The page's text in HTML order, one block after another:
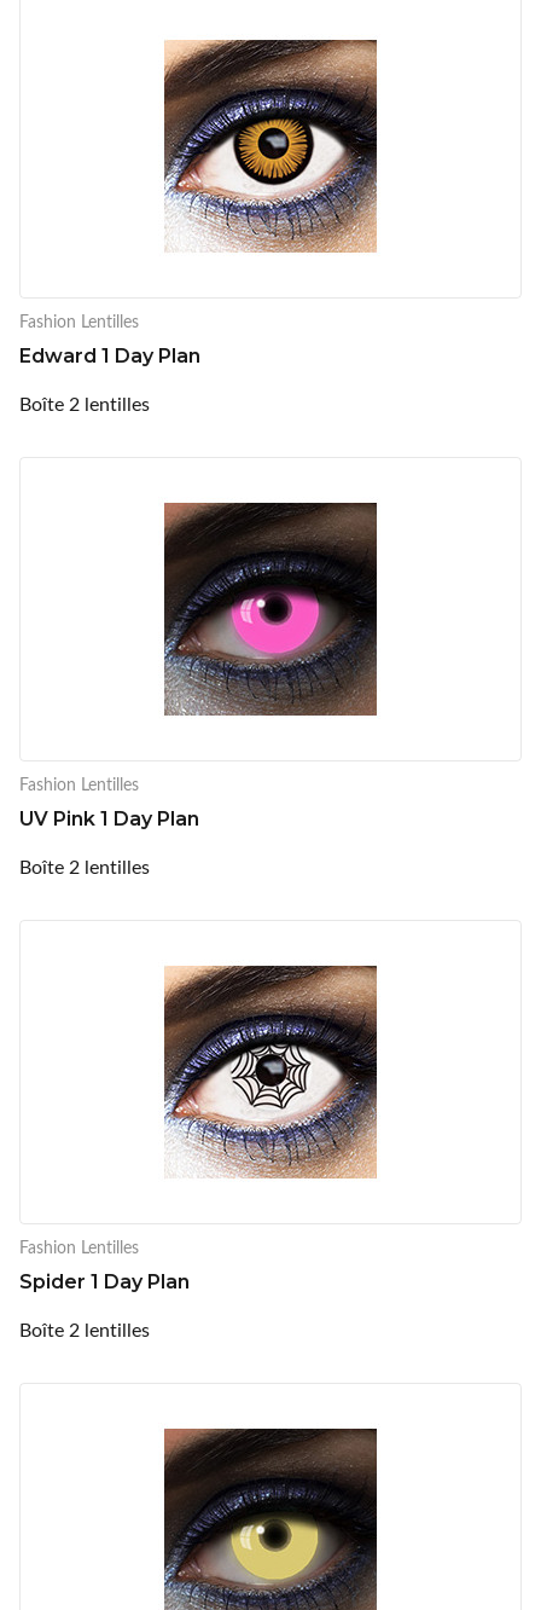
Fashion Lentilles
Edward 1 Day Plan
Boîte 2 lentilles
Fashion Lentilles
UV Pink 1 Day Plan
Boîte 2 lentilles
Fashion Lentilles
Spider 1 Day Plan
Boîte 2 lentilles